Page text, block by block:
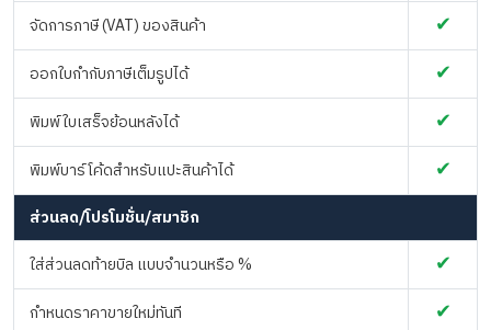
จัดการภาษี (VAT) ของสินค้า ✔
ออกใบกำกับภาษีเต็มรูปได้ ✔
พิมพ์ใบเสร็จย้อนหลังได้ ✔
พิมพ์บาร์โค้ดสำหรับแปะสินค้าได้ ✔
ส่วนลด/โปรโมชั่น/สมาชิก
ใส่ส่วนลดท้ายบิล แบบจำนวนหรือ %
✔
กำหนดราคาขายใหม่ทันที ✔